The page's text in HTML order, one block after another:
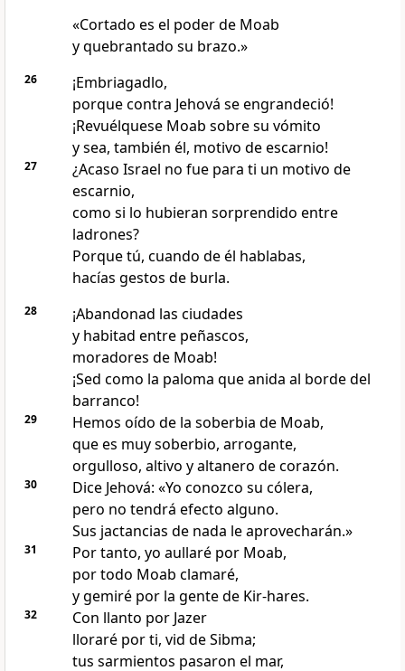
«Cortado es el poder de Moab
y quebrantado su brazo.»
26
¡Embriagadlo,
porque contra Jehová se engrandeció!
¡Revuélquese Moab sobre su vómito
y sea, también él, motivo de escarnio!
27
¿Acaso Israel no fue para ti un motivo de
escarnio,
como si lo hubieran sorprendido entre
ladrones?
Porque tú, cuando de él hablabas,
hacías gestos de burla.
28
¡Abandonad las ciudades
y habitad entre peñascos,
moradores de Moab!
¡Sed como la paloma que anida al borde del
barranco!
29
Hemos oído de la soberbia de Moab,
que es muy soberbio, arrogante,
orgulloso, altivo y altanero de corazón.
30
Dice Jehová: «Yo conozco su cólera,
pero no tendrá efecto alguno.
Sus jactancias de nada le aprovecharán.»
31
Por tanto, yo aullaré por Moab,
por todo Moab clamaré,
y gemiré por la gente de Kir-hares.
32
Con llanto por Jazer
lloraré por ti, vid de Sibma;
tus sarmientos pasaron el mar,